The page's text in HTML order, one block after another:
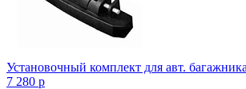
Установочный комплект для авт.
7 280 p